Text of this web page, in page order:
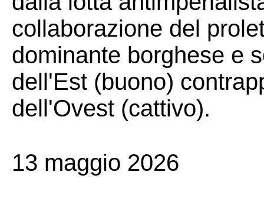
collaborazione del
dominante borghese e
dell'Est (buono)
dell'Ovest (cattivo).
13 maggio 2026